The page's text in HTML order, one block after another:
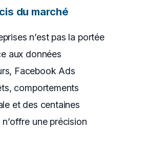
du marché
n’est pas la portée
aux données
Facebook Ads
comportements
et des centaines
une précision